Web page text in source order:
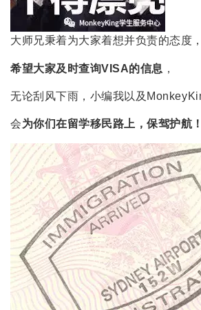
大师兄秉着为大家着想并负责的态度，
希望大家及时查询VISA的信息 ，
无论刮风下雨，小编我以及
会为你们在留学移民路上，保驾护航！